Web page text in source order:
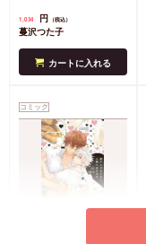
1,034 円 （税込）
蔓沢つた子
カートに入れる
コミック